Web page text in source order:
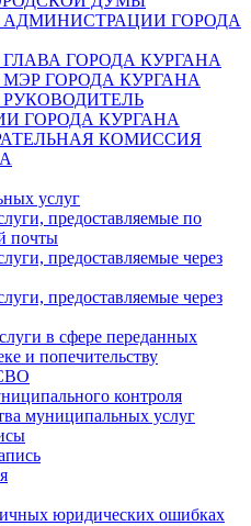
ГОРОДА
ГОРОДА КУРГАНА
ГОРОДА КУРГАНА
ГОРОДА КУРГАНА
КОМИССИЯ
услуг
предоставляемые по
почты
предоставляемые через
предоставляемые через
в сфере переданных
и попечительству
контроля
муниципальных услуг
юридических ошибках